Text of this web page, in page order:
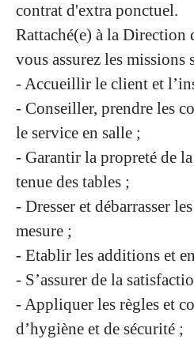
contrat d'extra ponctuel.
Rattaché(e) à la Direction
vous assurez les missions
- Accueillir le client et
- Conseiller, prendre les
le service en salle ;
- Garantir la propreté de
tenue des tables ;
- Dresser et débarrasser
mesure ;
- Etablir les additions et
- S’assurer de la
- Appliquer les règles et
d’hygiène et de sécurité ;